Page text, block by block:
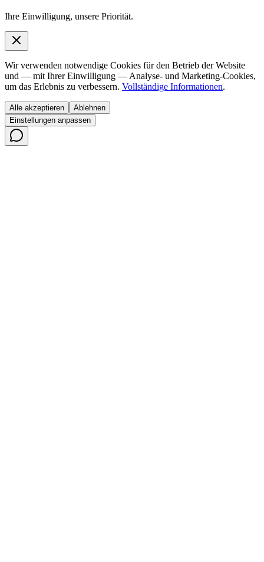
Ihre Einwilligung, unsere Priorität.
Wir verwenden notwendige Cookies für den Betrieb der Website
und — mit Ihrer Einwilligung — Analyse- und Marketing-Cookies,
um das Erlebnis zu verbessern. Vollständige Informationen.
Alle akzeptieren
Ablehnen
Einstellungen anpassen